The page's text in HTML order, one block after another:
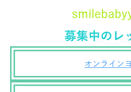
募集中のレ
オンライン